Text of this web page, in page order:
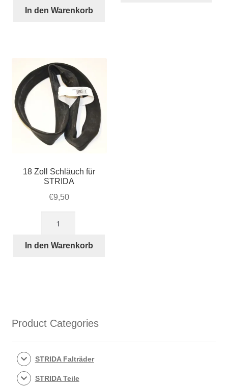
STRIDA
Aluminium
schwarz
Menge
In den Warenkorb
18 Zoll Schläuch für
STRIDA
€9,50
Schläuch
In den Warenkorb
Product Categories
STRIDA Falträder
STRIDA Teile